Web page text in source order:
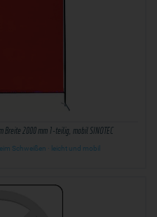
Breite 2000 mm 1-teilig, mobil SINOTEC
Schweißen · leicht und mobil